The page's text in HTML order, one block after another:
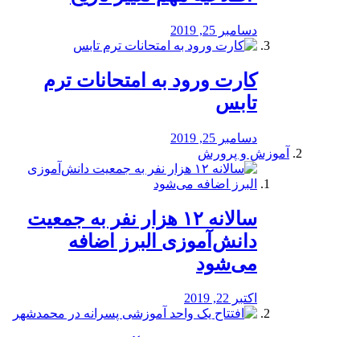
دسامبر 25, 2019
کارت ورود به امتحانات ترم
تابس
دسامبر 25, 2019
آموزش و پرورش
️سالانه ۱۲ هزار نفر به جمعیت
دانش‌آموزی البرز اضافه
می‌شود
اکتبر 22, 2019